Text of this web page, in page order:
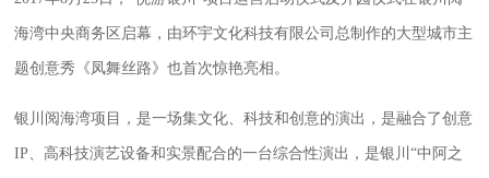
海湾中央商务区启幕 ， 由环宇文化科技有限公司总制作的大型城市主
题创意秀《凤舞丝路》也首次惊艳亮相 。
银川阅海湾项目，是一场集文化、科技和创意的演出，是融合了创意
IP 、高科技演艺设备和实景配合的一台综合性演出，是银川“中阿之